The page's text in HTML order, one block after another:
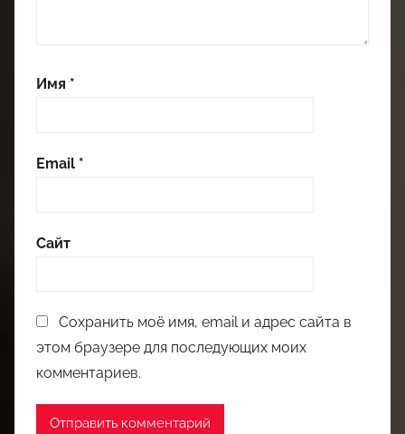
Имя *
Email *
Сайт
Сохранить моё имя, email и адрес сайта в
этом браузере для последующих моих
комментариев.